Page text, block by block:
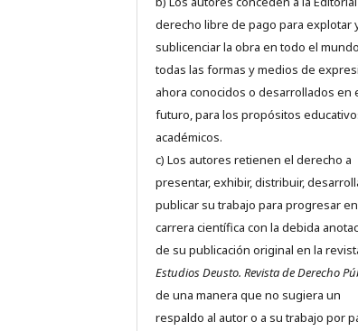
derecho libre de pago para explotar
sublicenciar la obra en todo el
todas las formas y medios de
ahora conocidos o desarrollados en
futuro, para los propósitos
académicos.
c) Los autores retienen el derecho a
presentar, exhibir, distribuir,
publicar su trabajo para progresar
carrera científica con la debida
de su publicación original en la
Estudios Deusto. Revista de Derecho
de una manera que no sugiera un
respaldo al autor o a su trabajo por